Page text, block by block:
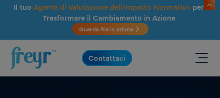
Salta al contenuto principale
Il tuo Agente di Valutazione dell'Impatto Normativo per
Trasformare il Cambiamento in Azione
Guarda Ria in azione
.
Contattaci